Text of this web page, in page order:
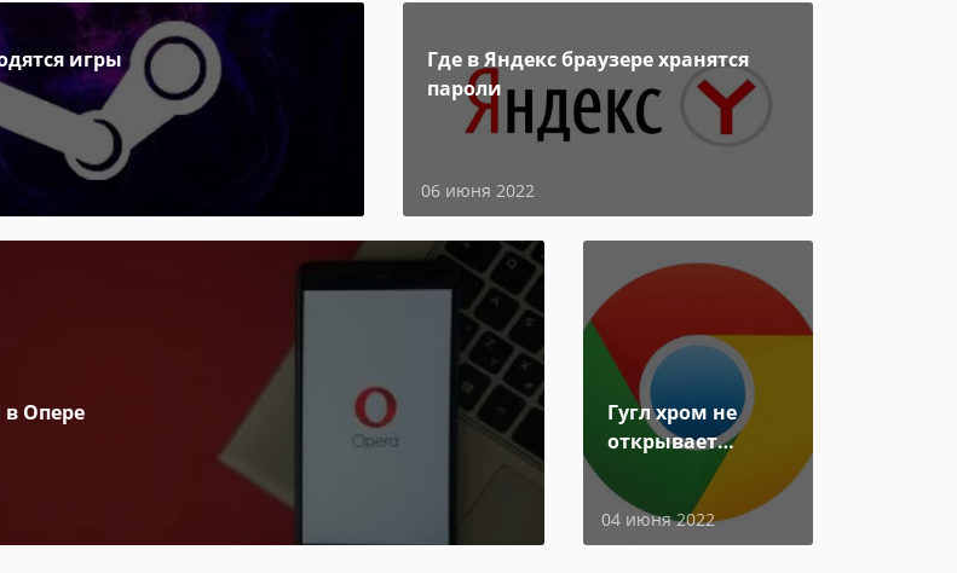
игры
Где в Яндекс браузере хранятся
пароли
06 июня 2022
Опере
Гугл хром не
открывает
04 июня 2022